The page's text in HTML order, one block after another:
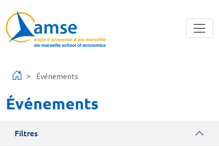
Événements
Événements
Filtres